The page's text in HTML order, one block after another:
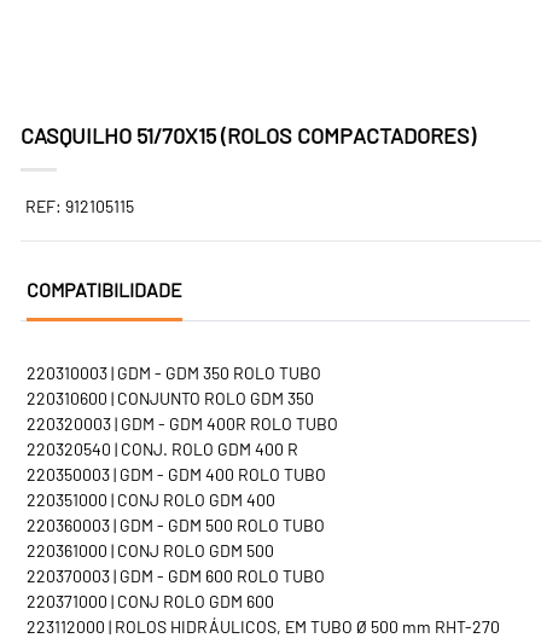
CASQUILHO 51/70X15 (ROLOS COMPACTADORES)
REF: 912105115
COMPATIBILIDADE
220310003 | GDM - GDM 350 ROLO TUBO
220310600 | CONJUNTO ROLO GDM 350
220320003 | GDM - GDM 400R ROLO TUBO
220320540 | CONJ. ROLO GDM 400 R
220350003 | GDM - GDM 400 ROLO TUBO
220351000 | CONJ ROLO GDM 400
220360003 | GDM - GDM 500 ROLO TUBO
220361000 | CONJ ROLO GDM 500
220370003 | GDM - GDM 600 ROLO TUBO
220371000 | CONJ ROLO GDM 600
223112000 | ROLOS HIDRÁULICOS, EM TUBO Ø 500 mm RHT-270